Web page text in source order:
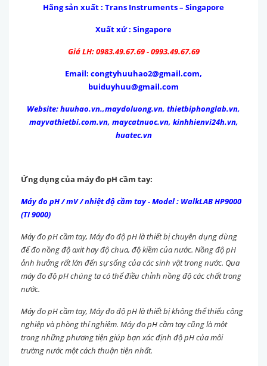
Hãng sản xuất : Trans Instruments – Singapore
Xuất xứ : Singapore
Giá LH: 0983.49.67.69 - 0993.49.67.69
Email: congtyhuuhao2@gmail.com,
buiduyhuu@gmail.com
Website:huuhao.vn.,maydoluong.vn, thietbiphonglab.vn,
mayvathietbi.com.vn, maycatnuoc.vn, kinhhienvi24h.vn,
huatec.vn
Ứng dụng của máy đo pH cầm tay:
Máy đo pH / mV / nhiệt độ cầm tay - Model : WalkLAB HP9000
(TI 9000)
Máy đo pH cầm tay, Máy đo độ pH là thiết bị chuyên dụng dùng
để đo nồng độ axit hay độ chua, độ kiềm của nước. Nồng độ pH
ảnh hưởng rất lớn đến sự sống của các sinh vật trong nước. Qua
máy đo độ pH chúng ta có thể điều chỉnh nồng độ các chất trong
nước.
Máy đo pH cầm tay, Máy đo độ pH là thiết bị không thể thiếu công
nghiệp và phòng thí nghiệm. Máy đo pH cầm tay cũng là một
trong những phương tiện giúp bạn xác định độ pH của môi
trường nước một cách thuận tiện nhất.